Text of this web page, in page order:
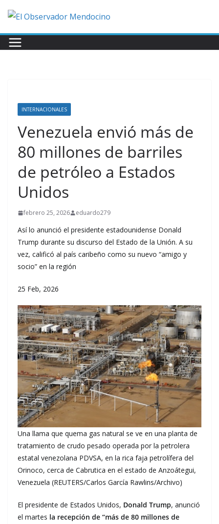
contenido
INTERNACIONALES
Venezuela envió más de
80 millones de barriles
de petróleo a Estados
Unidos
febrero 25, 2026 eduardo279
Así lo anunció el presidente estadounidense Donald
Trump durante su discurso del Estado de la Unión. A su
vez, calificó al país caribeño como su nuevo “amigo y
socio” en la región
25 Feb, 2026
Una llama que quema gas natural se ve en una planta de
tratamiento de crudo pesado operada por la petrolera
estatal venezolana PDVSA, en la rica faja petrolífera del
Orinoco, cerca de Cabrutica en el estado de Anzoátegui,
Venezuela (REUTERS/Carlos García Rawlins/Archivo)
El presidente de Estados Unidos, Donald Trump, anunció
el martes la recepción de “más de 80 millones de